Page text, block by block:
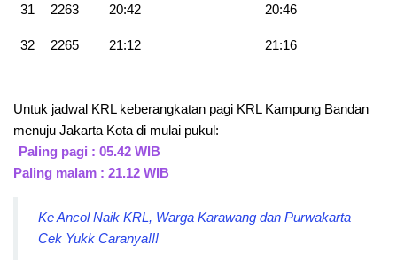
31 2263 20:42 20:46
32 2265 21:12 21:16
Untuk jadwal KRL keberangkatan pagi KRL Kampung Bandan
menuju Jakarta Kota di mulai pukul:
Paling pagi : 05.42 WIB
Paling malam : 21.12 WIB
Ke Ancol Naik KRL, Warga Karawang dan Purwakarta
Cek Yukk Caranya!!!